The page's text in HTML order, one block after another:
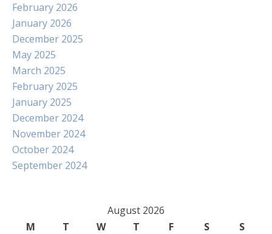
February 2026
January 2026
December 2025
May 2025
March 2025
February 2025
January 2025
December 2024
November 2024
October 2024
September 2024
August 2026
M
T W T F S
S